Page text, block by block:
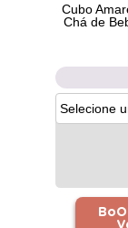
Cubo
Chá de